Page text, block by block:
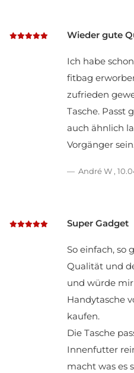
Wieder gute
Ich habe
fitbag
zufrieden
Tasche. Passt
auch ähnlich
Vorgänger
André W ,
Super Gadget
So einfach, so
Qualität und
und würde
Handytasche
kaufen.
Die Tasche
Innenfutter
macht was es